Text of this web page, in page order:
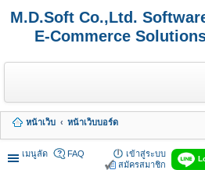
M.D.Soft Co.,Ltd.
E-Commerce
หน้าเว็บ
หน้าเว็บบอร์ด
เมนูลัด
FAQ
เข้าสู่ระบบ
สมัครสมาชิก